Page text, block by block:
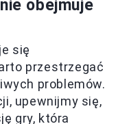
obejmuje
się
przestrzegać
problemów.
upewnijmy się,
gry, która